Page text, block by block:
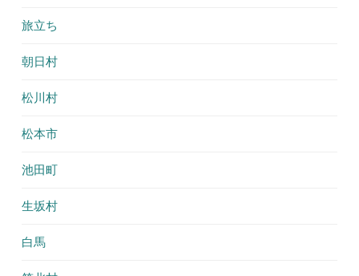
旅立ち
朝日村
松川村
松本市
池田町
生坂村
白馬